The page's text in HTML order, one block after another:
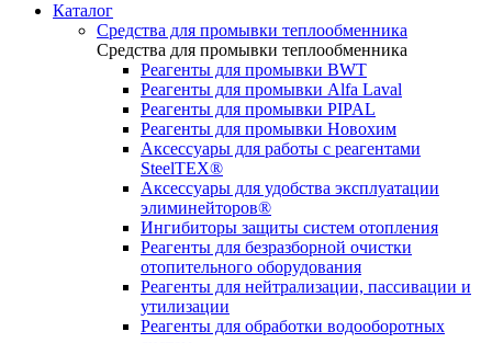
Каталог
Средства для промывки теплообменника
Средства для промывки теплообменника
Реагенты для промывки BWT
Реагенты для промывки Alfa Laval
Реагенты для промывки PIPAL
Реагенты для промывки Новохим
Аксессуары для работы с реагентами
SteelTEX®
Аксессуары для удобства эксплуатации
элиминейторов®
Ингибиторы защиты систем отопления
Реагенты для безразборной очистки
отопительного оборудования
Реагенты для нейтрализации, пассивации и
утилизации
Реагенты для обработки водооборотных